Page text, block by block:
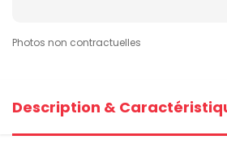
Photos non contractuelles
Description &